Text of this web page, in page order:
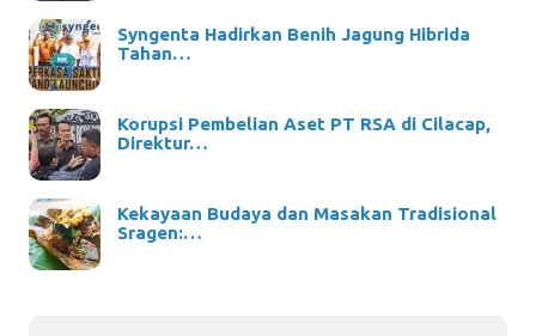
Syngenta Hadirkan Benih Jagung Hibrida
Tahan…
Korupsi Pembelian Aset PT RSA di Cilacap,
Direktur…
Kekayaan Budaya dan Masakan Tradisional
Sragen:…